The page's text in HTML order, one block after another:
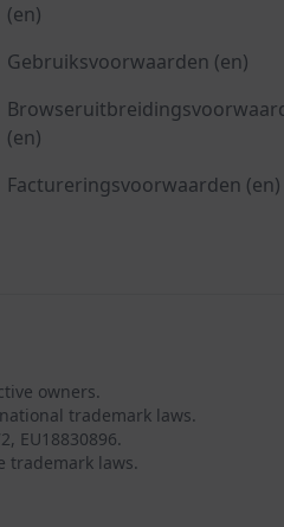
(en)
Gebruiksvoorwaarden (en)
(en)
Factureringsvoorwaarden (en)
owners.
trademark laws.
EU18830896.
trademark laws.